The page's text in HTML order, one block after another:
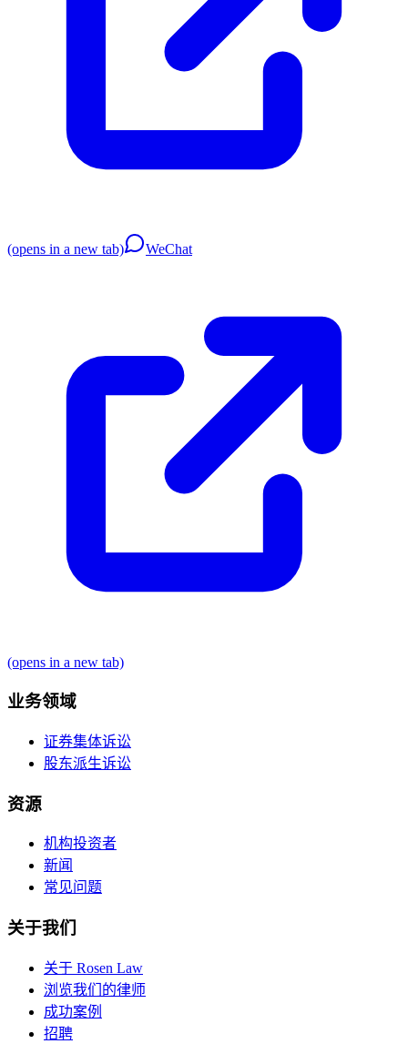
(opens in a new tab) WeChat
(opens in a new tab)
业务领域
证券集体诉讼
股东派生诉讼
资源
机构投资者
新闻
常见问题
关于我们
关于 Rosen Law
浏览我们的律师
成功案例
招聘